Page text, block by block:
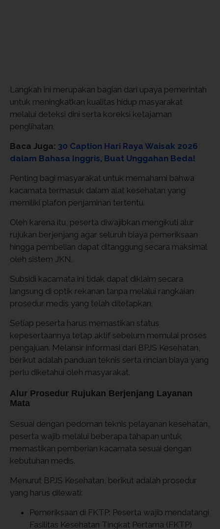
Langkah ini merupakan bagian dari upaya pemerintah
untuk meningkatkan kualitas hidup masyarakat
melalui deteksi dini serta koreksi ketajaman
penglihatan.
Baca Juga: 30 Caption Hari Raya Waisak 2026
dalam Bahasa Inggris, Buat Unggahan Beda!
Penting bagi masyarakat untuk memahami bahwa
kacamata termasuk dalam alat kesehatan yang
memiliki plafon penjaminan tertentu.
Oleh karena itu, peserta diwajibkan mengikuti alur
rujukan berjenjang agar seluruh biaya pemeriksaan
hingga pembelian dapat ditanggung secara maksimal
oleh sistem JKN.
Subsidi kacamata ini tidak dapat diklaim secara
langsung di optik rekanan tanpa melalui rangkaian
prosedur medis yang telah ditetapkan.
Setiap peserta harus memastikan status
kepesertaannya tetap aktif sebelum memulai proses
pengajuan. Melansir informasi dari BPJS Kesehatan,
berikut adalah panduan teknis serta rincian biaya yang
perlu diketahui oleh masyarakat.
Alur Prosedur Rujukan Berjenjang Layanan
Mata
Sesuai dengan pedoman teknis pelayanan kesehatan,
peserta wajib melalui beberapa tahapan untuk
memastikan pemberian kacamata sesuai dengan
kebutuhan medis.
Menurut BPJS Kesehatan, berikut adalah prosedur
yang harus dilewati:
Pemeriksaan di FKTP: Peserta wajib mendatangi
Fasilitas Kesehatan Tingkat Pertama (FKTP)